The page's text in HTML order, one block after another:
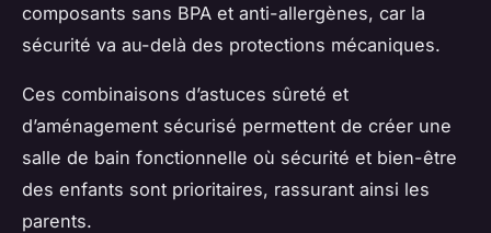
composants sans BPA et anti-allergènes, car la
sécurité va au-delà des protections mécaniques.
Ces combinaisons d’astuces sûreté et
d’aménagement sécurisé permettent de créer une
salle de bain fonctionnelle où sécurité et bien-être
des enfants sont prioritaires, rassurant ainsi les
parents.